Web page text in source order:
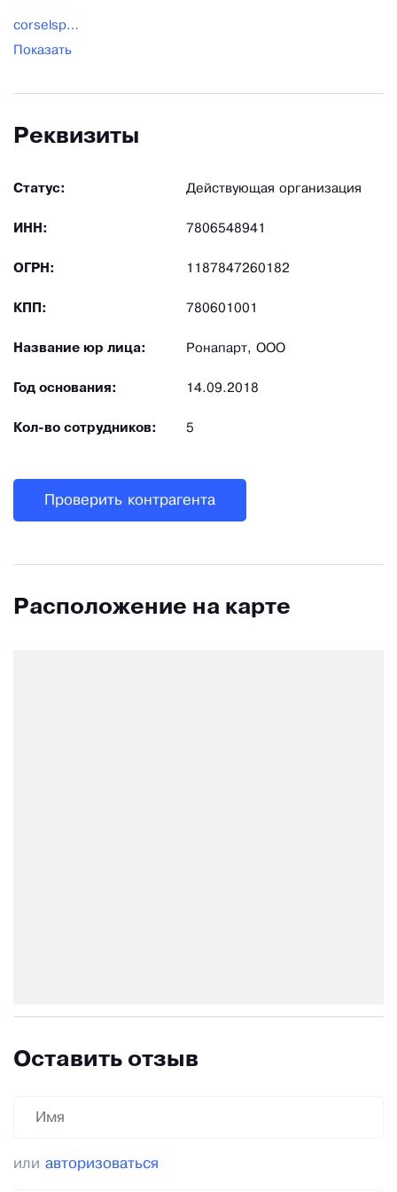
взрывоопасных помещениях применяются
пневматические пилы, работающие без
шины, параметров цепи и функциональных
corselspb@gmail.com
Показать
Реквизиты
Статус: Действующая организация
ИНН: 7806548941
ОГРН: 1187847260182
КПП: 780601001
Название юр лица: Ронапарт, ООО
Год основания: 14.09.2018
Кол-во сотрудников: 5
Проверить контрагента
Расположение на карте
Оставить отзыв
или авторизоваться